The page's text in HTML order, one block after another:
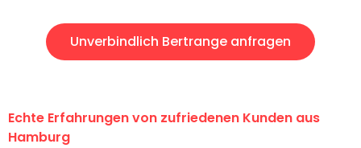
Unverbindlich Bertrange anfragen
Echte Erfahrungen von zufriedenen Kunden aus
Hamburg